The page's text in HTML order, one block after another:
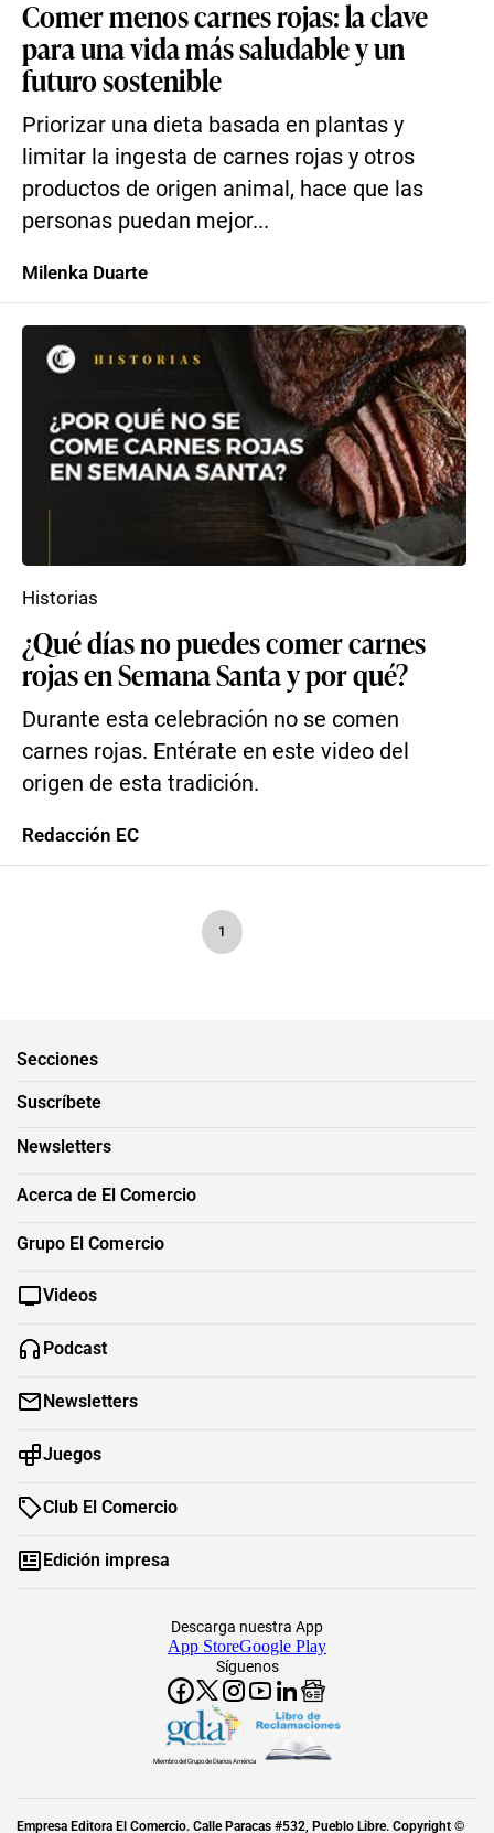
Comer menos carnes rojas: la clave
para una vida más saludable y un
futuro sostenible
Priorizar una dieta basada en plantas y
limitar la ingesta de carnes rojas y otros
productos de origen animal, hace que las
personas puedan mejor...
Milenka Duarte
¿Qué días no puedes comer carnes
rojas en Semana Santa y por qué?
Durante esta celebración no se comen
carnes rojas. Entérate en este video del
origen de esta tradición.
Historias
Redacción EC
1
Secciones
Suscríbete
Newsletters
Acerca de El Comercio
Grupo El Comercio
Videos
Podcast
Newsletters
Juegos
Club El Comercio
Edición impresa
Síguenos
Descarga nuestra App
App StoreGoogle Play
Miembro del Grupo de Diarios América
Empresa Editora El Comercio. Calle Paracas #532, Pueblo Libre. Copyright ©